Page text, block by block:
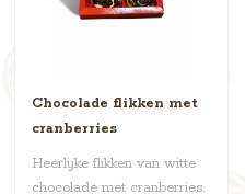
Chocolade flikken met
cranberries
Heerlijke flikken van witte
chocolade met cranberries.